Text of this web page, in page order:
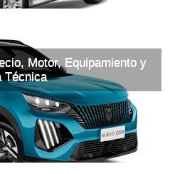
Motor, Equipamiento y
Técnica